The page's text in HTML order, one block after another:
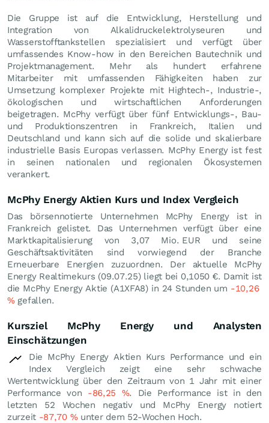
Die Gruppe ist auf die Entwicklung, Herstellung und
Integration von Alkalidruckelektrolyseuren und
Wasserstofftankstellen spezialisiert und verfügt über
umfassendes Know-how in den Bereichen Bautechnik und
Projektmanagement. Mehr als hundert erfahrene
Mitarbeiter mit umfassenden Fähigkeiten haben zur
Umsetzung komplexer Projekte mit Hightech-, Industrie-,
ökologischen und wirtschaftlichen Anforderungen
beigetragen. McPhy verfügt über fünf Entwicklungs-, Bau-
und Produktionszentren in Frankreich, Italien und
Deutschland und kann sich auf die solide und skalierbare
industrielle Basis Europas verlassen. McPhy Energy ist fest
in seinen nationalen und regionalen Ökosystemen
verankert.
McPhy Energy Aktien Kurs und Index Vergleich
Das börsennotierte Unternehmen McPhy Energy ist in
Frankreich gelistet. Das Unternehmen verfügt über eine
Marktkapitalisierung von 3,07 Mio. EUR und seine
Geschäftsaktivitäten sind vorwiegend der Branche
Erneuerbare Energien zuzuordnen. Der aktuelle McPhy
Energy Realtimekurs (09.07.25) liegt bei 0,1050 €. Damit ist
die McPhy Energy Aktie (A1XFA8) in 24 Stunden um -10,26
%gefallen.
Kursziel McPhy Energy und Analysten
Einschätzungen
Die McPhy Energy Aktien Kurs Performance und ein
Index Vergleich zeigt eine sehr schwache
Wertentwicklung über den Zeitraum von 1 Jahr mit einer
Performance von -86,25 %. Die Performance ist in den
letzten 52 Wochen negativ und McPhy Energy notiert
zurzeit -87,70 %unter dem 52-Wochen Hoch.